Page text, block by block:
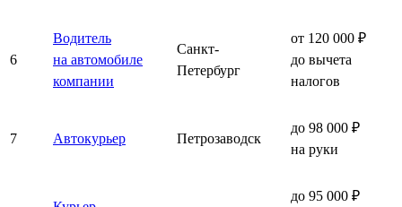
6
Водитель
на автомобиле
компании
Санкт-
Петербург
от 120 000 ₽
до вычета
налогов
7 Автокурьер Петрозаводск
до 98 000 ₽
на руки
до 95 000 ₽